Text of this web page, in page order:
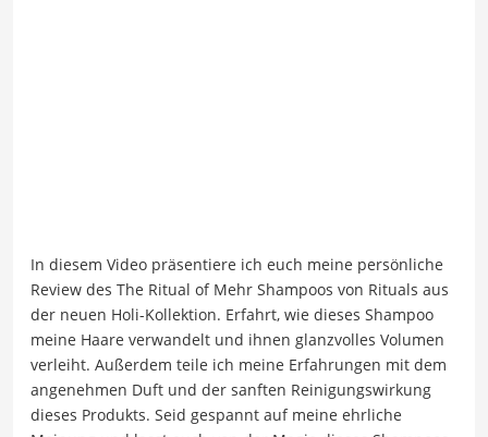
In diesem Video präsentiere ich euch meine persönliche
Review des The Ritual of Mehr Shampoos von Rituals aus
der neuen Holi-Kollektion. Erfahrt, wie dieses Shampoo
meine Haare verwandelt und ihnen glanzvolles Volumen
verleiht. Außerdem teile ich meine Erfahrungen mit dem
angenehmen Duft und der sanften Reinigungswirkung
dieses Produkts. Seid gespannt auf meine ehrliche